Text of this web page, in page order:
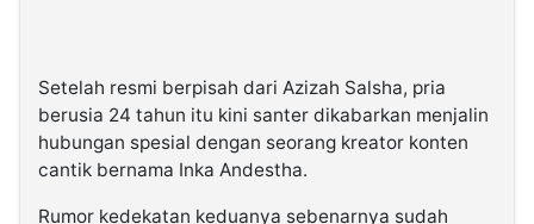
Setelah resmi berpisah dari Azizah Salsha, pria
berusia 24 tahun itu kini santer dikabarkan menjalin
hubungan spesial dengan seorang kreator konten
cantik bernama Inka Andestha.
Rumor kedekatan keduanya sebenarnya sudah